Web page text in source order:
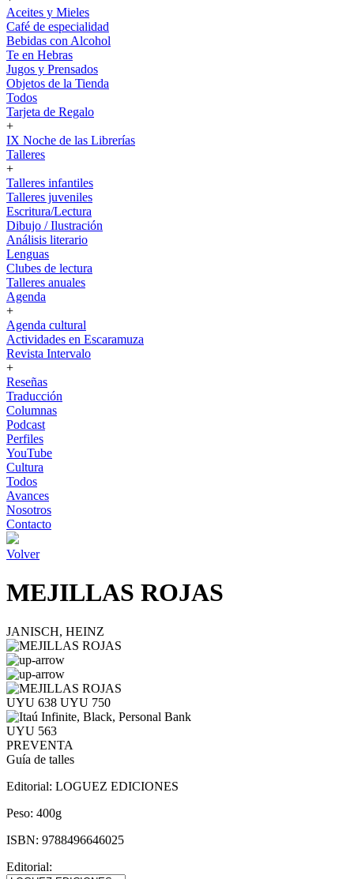
Aceites y Mieles
Café de especialidad
Bebidas con Alcohol
Te en Hebras
Jugos y Prensados
Objetos de la Tienda
Todos
Tarjeta de Regalo
+
IX Noche de las Librerías
Talleres
+
Talleres infantiles
Talleres juveniles
Escritura/Lectura
Dibujo / Ilustración
Análisis literario
Lenguas
Clubes de lectura
Talleres anuales
Agenda
+
Agenda cultural
Actividades en Escaramuza
Revista Intervalo
+
Reseñas
Traducción
Columnas
Podcast
Perfiles
YouTube
Cultura
Todos
Avances
Nosotros
Contacto
Volver
MEJILLAS ROJAS
JANISCH, HEINZ
UYU 638 UYU 750
UYU 563
PREVENTA
Guía de talles
Editorial: LOGUEZ EDICIONES
Peso: 400g
ISBN: 9788496646025
Editorial: